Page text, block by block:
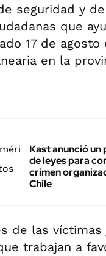
seguridad y de
que
17 de agosto
en la
Kast anunció un
de leyes para
crimen
Chile
de las víctimas
trabajan a